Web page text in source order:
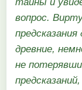
вопрос.
древние,
не